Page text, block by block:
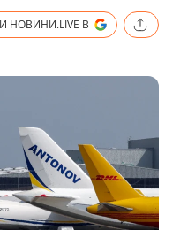
НОВИНИ.LIVE В